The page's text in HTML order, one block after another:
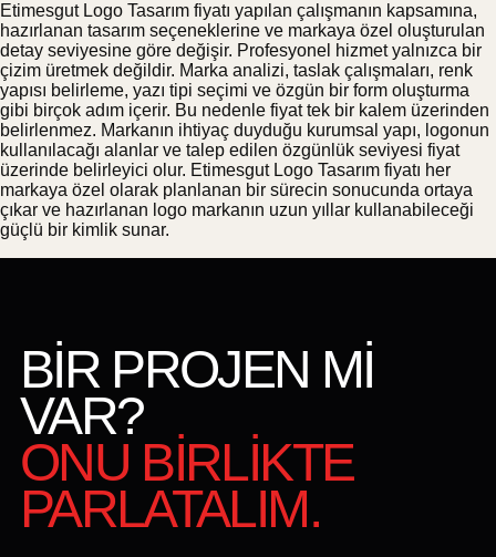
Etimesgut Logo Tasarım fiyatı yapılan çalışmanın kapsamına,
hazırlanan tasarım seçeneklerine ve markaya özel oluşturulan
detay seviyesine göre değişir. Profesyonel hizmet yalnızca bir
çizim üretmek değildir. Marka analizi, taslak çalışmaları, renk
yapısı belirleme, yazı tipi seçimi ve özgün bir form oluşturma
gibi birçok adım içerir. Bu nedenle fiyat tek bir kalem üzerinden
belirlenmez. Markanın ihtiyaç duyduğu kurumsal yapı, logonun
kullanılacağı alanlar ve talep edilen özgünlük seviyesi fiyat
üzerinde belirleyici olur. Etimesgut Logo Tasarım fiyatı her
markaya özel olarak planlanan bir sürecin sonucunda ortaya
çıkar ve hazırlanan logo markanın uzun yıllar kullanabileceği
güçlü bir kimlik sunar.
BİR PROJEN Mİ
VAR?
ONU BİRLİKTE
PARLATALIM.